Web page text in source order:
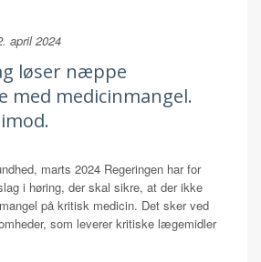
april 2024
løser næppe
med medicinmangel.
marts 2024 Regeringen har for
i høring, der skal sikre, at der ikke
på kritisk medicin. Det sker ved
som leverer kritiske lægemidler